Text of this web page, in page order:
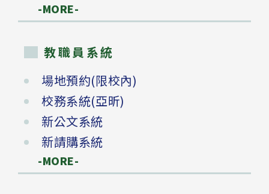
-MORE-
教職員系統
場地預約(限校內)
校務系統(亞昕)
新公文系統
新請購系統
-MORE-